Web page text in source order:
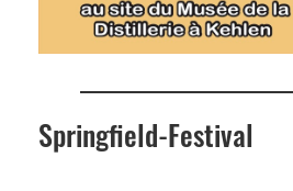
Springfield-Festival